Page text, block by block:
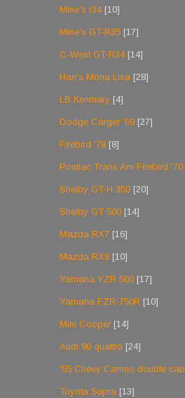
Mine's r34 [10]
Mine's GT-R35 [17]
C-West GT-R34 [14]
Han's Mona Lisa [28]
LB Kenmary [4]
Dodge Carger '69 [27]
Firebird '79 [8]
Pontiac Trans Am Firebird '70
Shelby GT-H 350 [20]
Shelby GT 500 [14]
Mazda RX7 [16]
Mazda RX8 [10]
Yamaha YZR 500 [17]
Yamaha FZR-750R [10]
Mini Cooper [14]
Audi 90 quattro [24]
'55 Chevy Cameo double cab
Toyota Supra [13]